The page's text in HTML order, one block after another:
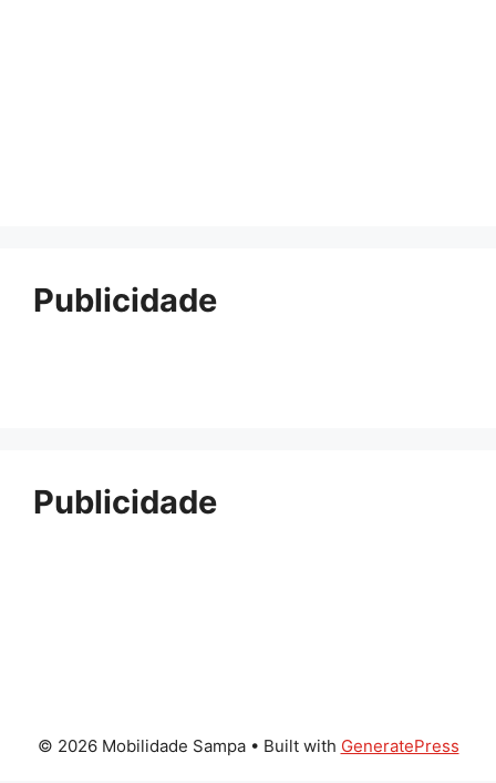
Publicidade
Publicidade
© 2026 Mobilidade Sampa• Built with GeneratePress